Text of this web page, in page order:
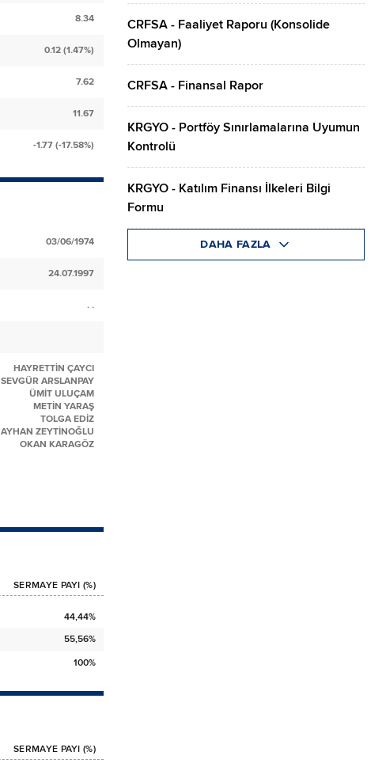
8.34
0.12 (1.47%)
7.62
11.67
-1.77 (-17.58%)
03/06/1974
24.07.1997
. .
HAYRETTİN ÇAYCI
SEVGÜR ARSLANPAY
ÜMİT ULUÇAM
METİN YARAŞ
TOLGA EDİZ
AYHAN ZEYTİNOĞLU
OKAN KARAGÖZ
SERMAYE PAYI (%)
44,44%
55,56%
100%
SERMAYE PAYI (%)
CRFSA - Faaliyet Raporu (Konsolide
Olmayan)
CRFSA - Finansal Rapor
KRGYO - Portföy Sınırlamalarına Uyumun
Kontrolü
KRGYO - Katılım Finansı İlkeleri Bilgi
Formu
DAHA FAZLA